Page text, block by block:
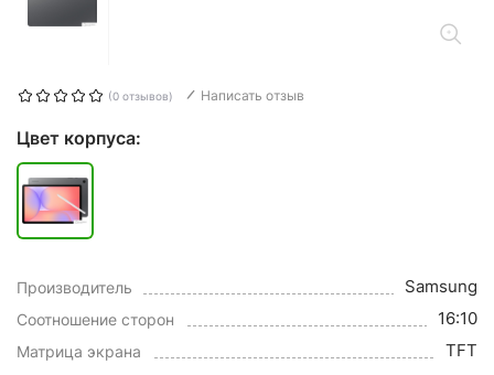
(0 отзывов) Написать отзыв
Цвет корпуса:
Производитель Samsung
Соотношение сторон 16:10
Матрица экрана TFT